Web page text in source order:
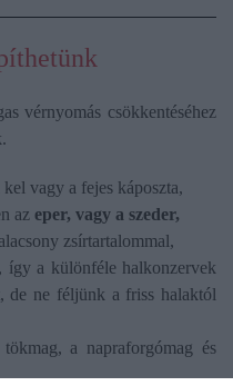
vérnyomás csökkentéséhez
vagy a fejes káposzta,
az eper, vagy a szeder,
zsírtartalommal,
így a különféle halkonzervek
de ne féljünk a friss halaktól
a napraforgómag és